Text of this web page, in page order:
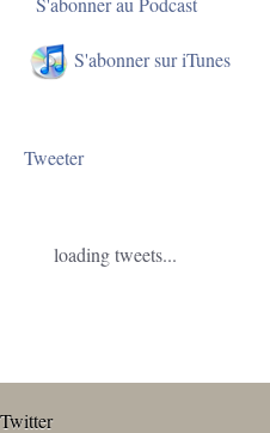
S'abonner sur iTunes
Tweeter
loading tweets...
Twitter